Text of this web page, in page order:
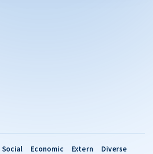
Social Economic Extern Diverse